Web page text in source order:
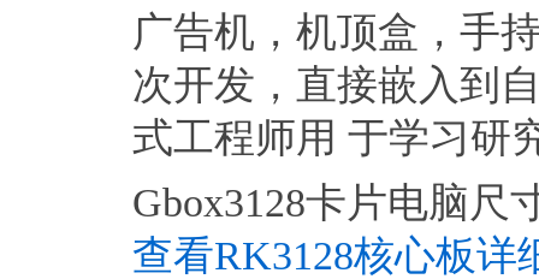
广告机，机顶盒，手
次开发，直接嵌入到
式工程师用 于学习研
Gbox3128卡片电脑尺
查看RK3128核心板详